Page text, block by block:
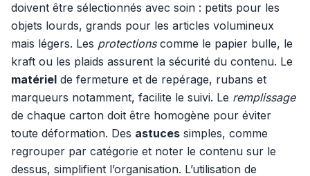
doivent être sélectionnés avec soin : petits pour les
objets lourds, grands pour les articles volumineux
mais légers. Les protectionscomme le papier bulle, le
kraft ou les plaids assurent la sécurité du contenu. Le
matériel de fermeture et de repérage, rubans et
marqueurs notamment, facilite le suivi. Le remplissage
de chaque carton doit être homogène pour éviter
toute déformation. Des astuces simples, comme
regrouper par catégorie et noter le contenu sur le
dessus, simplifient l’organisation. L’utilisation de